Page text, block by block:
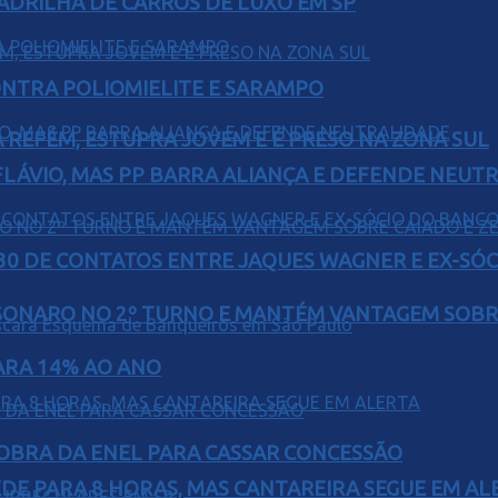
ESTUPRA JOVEM E É PRESO NA ZONA SUL
NO 2º TURNO E MANTÉM VANTAGEM
PARA 8 HORAS, MAS CANTAREIRA SEGUE EM
POLIOMIELITE E SARAMPO
MAS PP BARRA ALIANÇA E DEFENDE
DE CONTATOS ENTRE JAQUES WAGNER E EX-
14% AO ANO
DA ENEL PARA CASSAR CONCESSÃO